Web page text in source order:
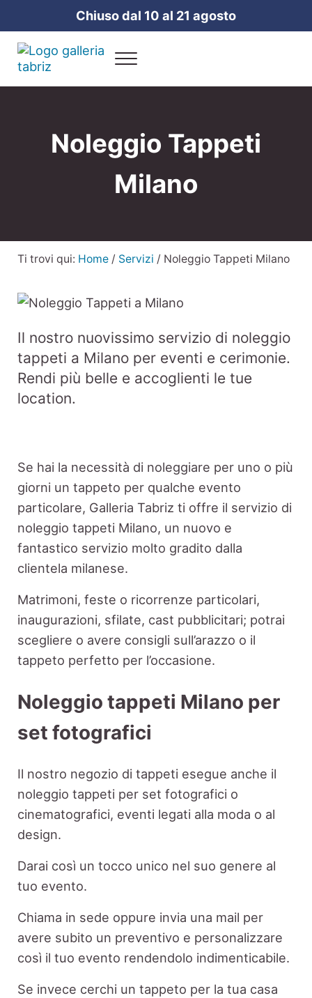
Passa al contenuto principale
Skip to header right navigation
Skip to site footerChiuso dal 10 al 21 agosto
Galleria Tabriz
Menu
Noleggio Tappeti
Milano
Ti trovi qui: Home / Servizi /Noleggio Tappeti Milano
Il nostro nuovissimo servizio di noleggio
tappeti a Milano per eventi e cerimonie.
Rendi più belle e accoglienti le tue
location.
Se hai la necessità di noleggiare per uno o più
giorni un tappeto per qualche evento
particolare, Galleria Tabriz ti offre il servizio di
noleggio tappeti Milano, un nuovo e
fantastico servizio molto gradito dalla
clientela milanese.
Matrimoni, feste o ricorrenze particolari,
inaugurazioni, sfilate, cast pubblicitari; potrai
scegliere o avere consigli sull’arazzo o il
tappeto perfetto per l’occasione.
Noleggio tappeti Milano per
set fotografici
Il nostro negozio di tappeti esegue anche il
noleggio tappeti per set fotografici o
cinematografici, eventi legati alla moda o al
design.
Darai così un tocco unico nel suo genere al
tuo evento.
Chiama in sede oppure invia una mail per
avere subito un preventivo e personalizzare
così il tuo evento rendendolo indimenticabile.
Se invece cerchi un tappeto per la tua casa